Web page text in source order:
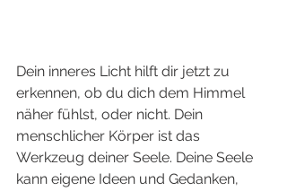
Dein inneres Licht hilft dir jetzt zu
erkennen, ob du dich dem Himmel
näher fühlst, oder nicht. Dein
menschlicher Körper ist das
Werkzeug deiner Seele. Deine Seele
kann eigene Ideen und Gedanken,